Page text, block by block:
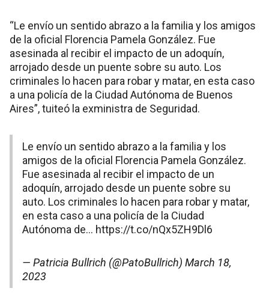
“Le envío un sentido abrazo a la familia y los amigos
de la oficial Florencia Pamela González. Fue
asesinada al recibir el impacto de un adoquín,
arrojado desde un puente sobre su auto. Los
criminales lo hacen para robar y matar, en esta caso
a una policía de la Ciudad Autónoma de Buenos
Aires”, tuiteó la exministra de Seguridad.
Le envío un sentido abrazo a la familia y los
amigos de la oficial Florencia Pamela González.
Fue asesinada al recibir el impacto de un
adoquín, arrojado desde un puente sobre su
auto. Los criminales lo hacen para robar y matar,
en esta caso a una policía de la Ciudad
Autónoma de… https://t.co/nQx5ZH9Dl6
— Patricia Bullrich (@PatoBullrich) March 18,
2023